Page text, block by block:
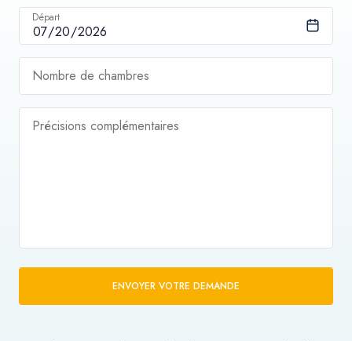
Départ
Nombre de chambres
Précisions complémentaires
ENVOYER VOTRE DEMANDE